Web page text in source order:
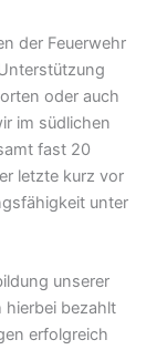
der Feuerwehr
oder auch
im südlichen
fast 20
letzte kurz vor
unter
unserer
hierbei bezahlt
erfolgreich